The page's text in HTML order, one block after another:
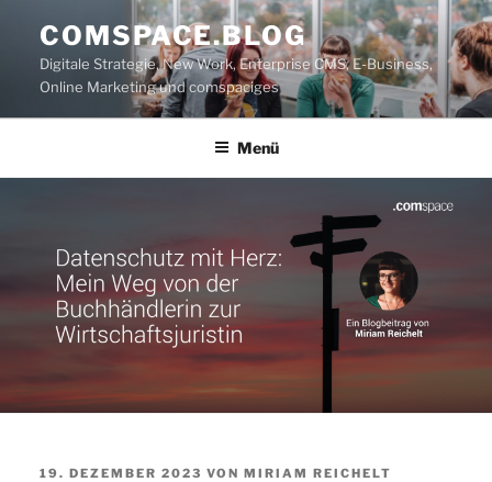
Inhalt
springen
COMSPACE.BLOG
Digitale Strategie, New Work, Enterprise CMS, E-Business,
Online Marketing und comspaciges
Menü
VERÖFFENTLICHT
19. DEZEMBER 2023 VON MIRIAM REICHELT